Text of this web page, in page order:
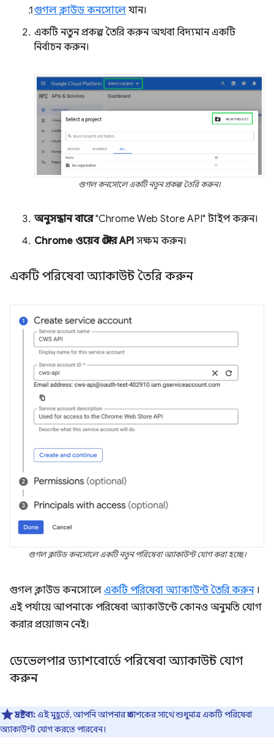
গুগল ক্লাউড কনসোলে যান।
একটি নতুন প্রকল্প তৈরি করুন অথবা বিদ্যমান একটি
নির্বাচন করুন।
গুগল কনসোলে একটি নতুন প্রকল্প তৈরি করুন।
অনুসন্ধান বারে"Chrome Web Store API" টাইপ করুন।
Chrome ওয়েব স্টোর API সক্ষম করুন।
একটি পরিষেবা অ্যাকাউন্ট তৈরি করুন
গুগল ক্লাউড কনসোলে একটি নতুন পরিষেবা অ্যাকাউন্ট যোগ করা হচ্ছে।
গুগল ক্লাউড কনসোলে একটি পরিষেবা অ্যাকাউন্ট তৈরি করুন।
এই পর্যায়ে আপনাকে পরিষেবা অ্যাকাউন্টে কোনও অনুমতি যোগ
করার প্রয়োজন নেই।
ডেভেলপার ড্যাশবোর্ডে পরিষেবা অ্যাকাউন্ট যোগ
করুন
দ্রষ্টব্য:এই মুহূর্তে, আপনি আপনার প্রকাশকের সাথে শুধুমাত্র একটি পরিষেবা
অ্যাকাউন্ট যোগ করতে পারবেন।